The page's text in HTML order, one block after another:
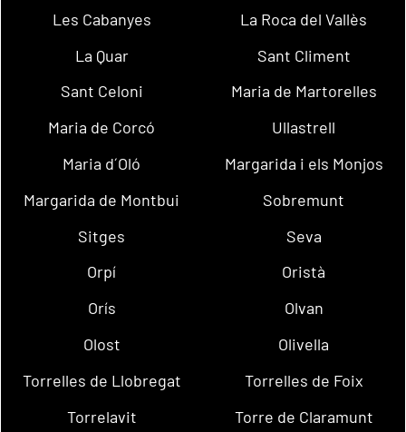
Les Cabanyes
La Roca del Vallès
La Quar
Sant Climent
Sant Celoni
Maria de Martorelles
Maria de Corcó
Ullastrell
Maria d´Oló
Margarida i els Monjos
Margarida de Montbui
Sobremunt
Sitges
Seva
Orpí
Oristà
Orís
Olvan
Olost
Olivella
Torrelles de Llobregat
Torrelles de Foix
Torrelavit
Torre de Claramunt